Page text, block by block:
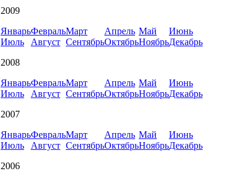
2009
ЯнварьФевральМарт Апрель Май
Июнь
Июль
Август СентябрьОктябрьНоябрьДекабрь
2008
ЯнварьФевральМарт Апрель Май
Июнь
Июль
Август СентябрьОктябрьНоябрьДекабрь
2007
ЯнварьФевральМарт Апрель Май
Июнь
Июль
Август СентябрьОктябрьНоябрьДекабрь
2006